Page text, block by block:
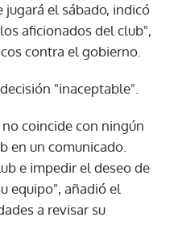
jugará el sábado, indicó
aficionados del club",
contra el gobierno.
"inaceptable".
coincide con ningún
en un comunicado.
e impedir el deseo de
equipo", añadió el
a revisar su